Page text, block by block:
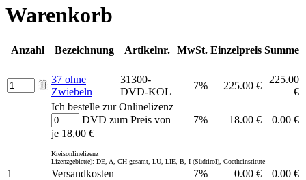
Warenkorb
Anzahl Bezeichnung Artikelnr. MwSt. Einzelpreis Summe
37 ohne
Zwiebeln
31300-
DVD-KOL
7% 225.00 €
225.00
€
Ich bestelle zur Onlinelizenz
DVD zum Preis von
je 18,00 €
7% 18.00 € 0.00 €
Kreisonlinelizenz
Lizenzgebiet(e): DE, A, CH gesamt, LU, LIE, B, I (Südtirol), Goetheinstitute
1 Versandkosten 7% 0.00 € 0.00 €